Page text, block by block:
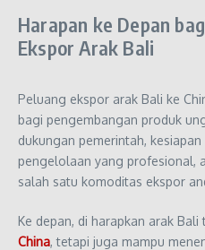
Harapan ke Depan
Ekspor Arak Bali
Peluang ekspor arak Bali ke
bagi pengembangan produk
dukungan pemerintah,
pengelolaan yang profesional,
salah satu komoditas ekspor
Ke depan, di harapkan arak
China, tetapi juga mampu